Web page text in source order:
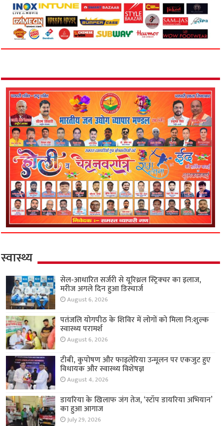
स्वास्थ्य
सेल-आधारित सर्जरी से यूरिथ्रल स्ट्रिक्चर का इलाज,
मरीज अगले दिन हुआ डिस्चार्ज
August 6, 2026
पतंजलि योगपीठ के शिविर में लोगों को मिला नि:शुल्क
स्वास्थ्य परामर्श
August 6, 2026
टीबी, कुपोषण और फाइलेरिया उन्मूलन पर एकजुट हुए
विधायक और स्वास्थ्य विशेषज्ञ
August 4, 2026
डायरिया के खिलाफ जंग तेज, ‘स्टॉप डायरिया अभियान’
का हुआ आगाज
July 29, 2026